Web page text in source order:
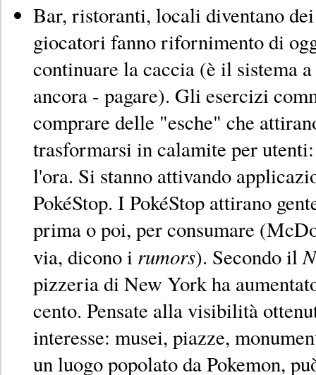
Bar, ristoranti, locali diventano
giocatori fanno rifornimento di
continuare la caccia (è il sistema
ancora - pagare). Gli esercizi
comprare delle "esche" che
trasformarsi in calamite per
l'ora. Si stanno attivando
PokéStop. I PokéStop attirano
prima o poi, per consumare
via, dicono i rumors). Secondo il
pizzeria di New York ha
cento. Pensate alla visibilità
interesse: musei, piazze,
un luogo popolato da Pokemon,